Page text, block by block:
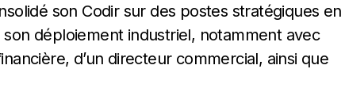
son Codir sur des postes stratégiques en
déploiement industriel, notamment avec
d’un directeur commercial, ainsi que